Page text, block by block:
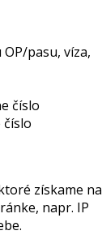
pasu, víza,
číslo
číslo
získame na
napr. IP